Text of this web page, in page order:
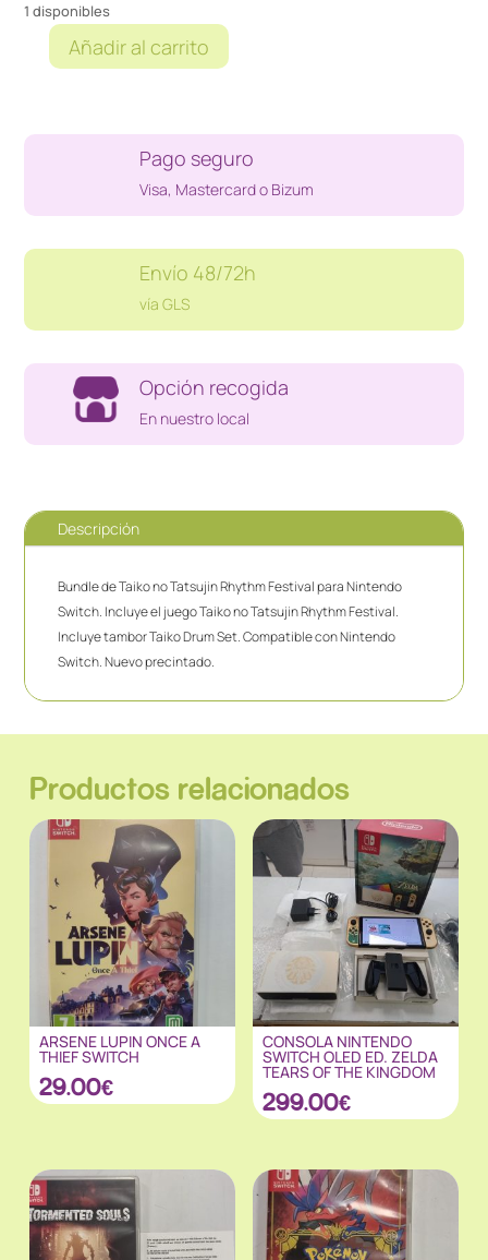
1 disponibles
TAIKO
RHYTHM
SWITCH
Añadir al carrito
Pago seguro
Visa, Mastercard o Bizum
Envío 48/72h
vía GLS
Opción recogida
En nuestro local
Descripción
Bundle de Taiko no Tatsujin Rhythm Festival para Nintendo
Switch. Incluye el juego Taiko no Tatsujin Rhythm Festival.
Incluye tambor Taiko Drum Set. Compatible con Nintendo
Switch. Nuevo precintado.
Productos relacionados
ARSENE LUPIN ONCE A
THIEF SWITCH
29.00€
CONSOLA NINTENDO
SWITCH OLED ED. ZELDA
TEARS OF THE KINGDOM
299.00€